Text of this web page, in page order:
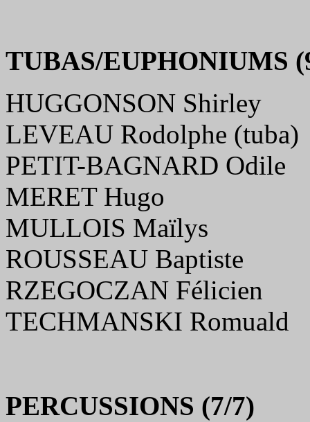
TUBAS/EUPHONIUMS
HUGGONSON Shirley
LEVEAU Rodolphe (tuba)
PETIT-BAGNARD Odile
MERET Hugo
MULLOIS Maïlys
ROUSSEAU Baptiste
RZEGOCZAN Félicien
TECHMANSKI Romuald
PERCUSSIONS (7/7)